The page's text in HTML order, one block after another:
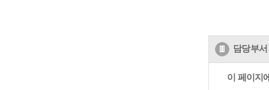
담당부서
이 페이지